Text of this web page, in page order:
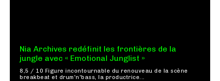
Nia Archives redéfinit les frontières de la
jungle avec « Emotional Junglist »
8,5 / 10 Figure incontournable du renouveau de la scène
breakbeat et drum'n'bass, la productrice...